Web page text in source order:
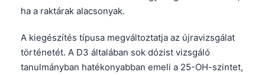
ha a raktárak alacsonyak.
A kiegészítés típusa megváltoztatja az újravizsgálat
történetét. A D3 általában sok dózist vizsgáló
tanulmányban hatékonyabban emeli a 25-OH-szintet,